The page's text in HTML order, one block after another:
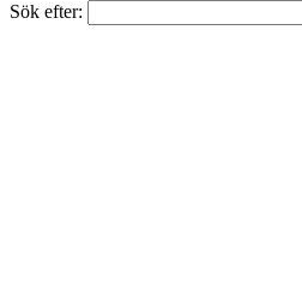
Sök efter: